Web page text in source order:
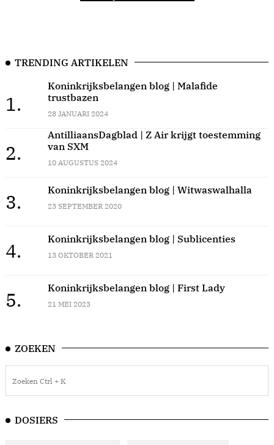
TRENDING ARTIKELEN
1.
Koninkrijksbelangen blog | Malafide
trustbazen
28 JANUARI 2024
2.
AntilliaansDagblad | Z Air krijgt toestemming
van SXM
10 AUGUSTUS 2024
3.
Koninkrijksbelangen blog | Witwaswalhalla
23 SEPTEMBER 2020
4.
Koninkrijksbelangen blog | Sublicenties
13 OKTOBER 2021
5.
Koninkrijksbelangen blog | First Lady
21 MEI 2023
ZOEKEN
DOSIERS